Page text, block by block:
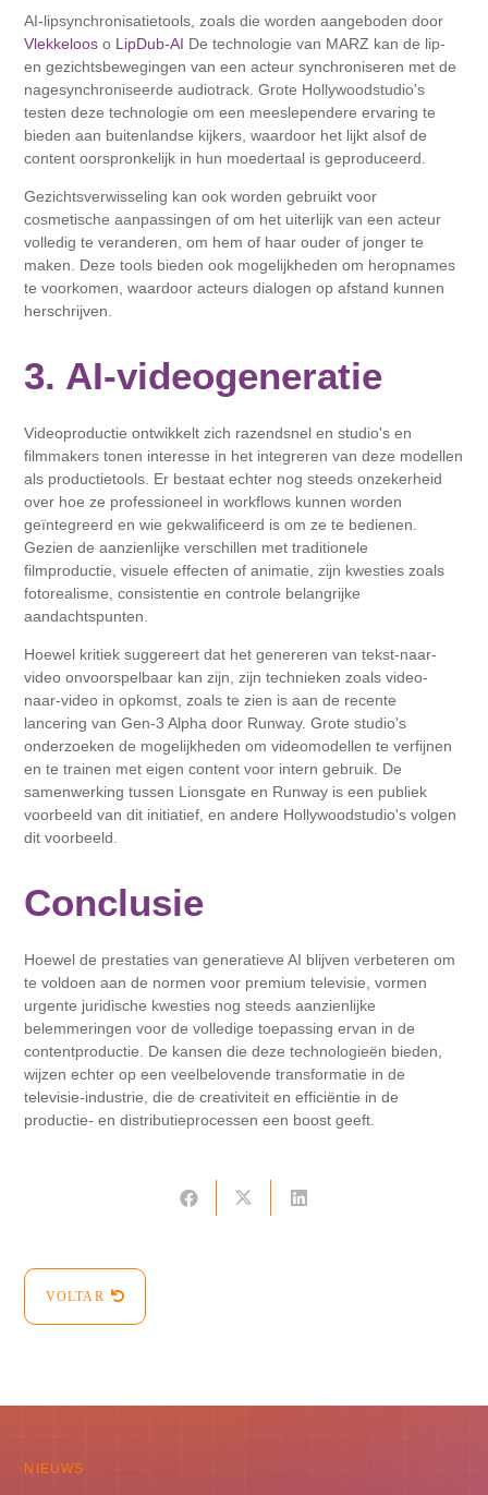
AI-lipsynchronisatietools, zoals die worden aangeboden door
Vlekkeloos o LipDub-AI De technologie van MARZ kan de lip-
en gezichtsbewegingen van een acteur synchroniseren met de
nagesynchroniseerde audiotrack. Grote Hollywoodstudio's
testen deze technologie om een ​​meeslependere ervaring te
bieden aan buitenlandse kijkers, waardoor het lijkt alsof de
content oorspronkelijk in hun moedertaal is geproduceerd.
Gezichtsverwisseling kan ook worden gebruikt voor
cosmetische aanpassingen of om het uiterlijk van een acteur
volledig te veranderen, om hem of haar ouder of jonger te
maken. Deze tools bieden ook mogelijkheden om heropnames
te voorkomen, waardoor acteurs dialogen op afstand kunnen
herschrijven.
3. AI-videogeneratie
Videoproductie ontwikkelt zich razendsnel en studio's en
filmmakers tonen interesse in het integreren van deze modellen
als productietools. Er bestaat echter nog steeds onzekerheid
over hoe ze professioneel in workflows kunnen worden
geïntegreerd en wie gekwalificeerd is om ze te bedienen.
Gezien de aanzienlijke verschillen met traditionele
filmproductie, visuele effecten of animatie, zijn kwesties zoals
fotorealisme, consistentie en controle belangrijke
aandachtspunten.
Hoewel kritiek suggereert dat het genereren van tekst-naar-
video onvoorspelbaar kan zijn, zijn technieken zoals video-
naar-video in opkomst, zoals te zien is aan de recente
lancering van Gen-3 Alpha door Runway. Grote studio's
onderzoeken de mogelijkheden om videomodellen te verfijnen
en te trainen met eigen content voor intern gebruik. De
samenwerking tussen Lionsgate en Runway is een publiek
voorbeeld van dit initiatief, en andere Hollywoodstudio's volgen
dit voorbeeld.
Conclusie
Hoewel de prestaties van generatieve AI blijven verbeteren om
te voldoen aan de normen voor premium televisie, vormen
urgente juridische kwesties nog steeds aanzienlijke
belemmeringen voor de volledige toepassing ervan in de
contentproductie. De kansen die deze technologieën bieden,
wijzen echter op een veelbelovende transformatie in de
televisie-industrie, die de creativiteit en efficiëntie in de
productie- en distributieprocessen een boost geeft.
VOLTAR
NIEUWS